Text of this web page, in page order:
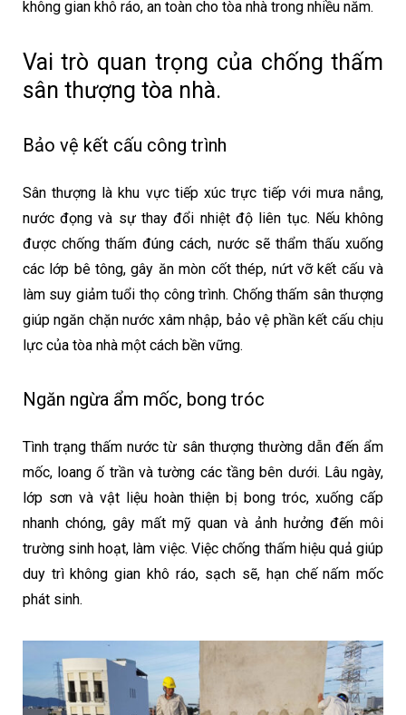
không gian khô ráo, an toàn cho tòa nhà trong nhiều năm.
Vai trò quan trọng của chống thấm
sân thượng tòa nhà.
Bảo vệ kết cấu công trình
Sân thượng là khu vực tiếp xúc trực tiếp với mưa nắng,
nước đọng và sự thay đổi nhiệt độ liên tục. Nếu không
được chống thấm đúng cách, nước sẽ thẩm thấu xuống
các lớp bê tông, gây ăn mòn cốt thép, nứt vỡ kết cấu và
làm suy giảm tuổi thọ công trình. Chống thấm sân thượng
giúp ngăn chặn nước xâm nhập, bảo vệ phần kết cấu chịu
lực của tòa nhà một cách bền vững.
Ngăn ngừa ẩm mốc, bong tróc
Tình trạng thấm nước từ sân thượng thường dẫn đến ẩm
mốc, loang ố trần và tường các tầng bên dưới. Lâu ngày,
lớp sơn và vật liệu hoàn thiện bị bong tróc, xuống cấp
nhanh chóng, gây mất mỹ quan và ảnh hưởng đến môi
trường sinh hoạt, làm việc. Việc chống thấm hiệu quả giúp
duy trì không gian khô ráo, sạch sẽ, hạn chế nấm mốc
phát sinh.